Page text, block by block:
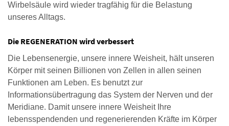
Wirbelsäule wird wieder tragfähig für die Belastung
unseres Alltags.
Die REGENERATION wird verbessert
Die Lebensenergie, unsere innere Weisheit, hält unseren
Körper mit seinen Billionen von Zellen in allen seinen
Funktionen am Leben. Es benutzt zur
Informationsübertragung das System der Nerven und der
Meridiane. Damit unsere innere Weisheit Ihre
lebensspendenden und regenerierenden Kräfte im Körper